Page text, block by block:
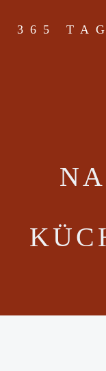
365